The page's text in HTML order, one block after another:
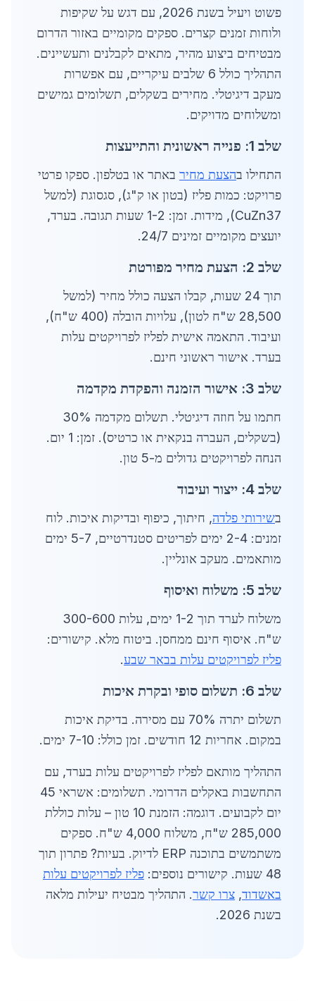
פשוט ויעיל בשנת 2026, עם דגש על שקיפות
ולוחות זמנים קצרים. ספקים מקומיים באזור הדרום
מבטיחים ביצוע מהיר, מתאים לקבלנים ותעשיינים.
התהליך כולל 6 שלבים עיקריים, עם אפשרות
מעקב דיגיטלי. מחירים בשקלים, תשלומים גמישים
ומשלוחים מדויקים.
שלב 1: פנייה ראשונית והתייעצות
התחילו בהצעת מחיר באתר או בטלפון. ספקו פרטי
פרויקט: כמות פליז (בטון או ק"ג), סגסוגת (למשל
CuZn37), מידות. זמן: 1-2 שעות תגובה. בערד,
יועצים מקומיים זמינים 24/7.
שלב 2: הצעת מחיר מפורטת
תוך 24 שעות, קבלו הצעה כולל מחיר (למשל
28,500 ש"ח לטון), עלויות הובלה (400 ש"ח),
ועיבוד. התאמה אישית לפליז לפרויקטים עלות
בערד. אישור ראשוני חינם.
שלב 3: אישור הזמנה והפקדת מקדמה
חתמו על חוזה דיגיטלי. תשלום מקדמה 30%
(בשקלים, העברה בנקאית או כרטיס). זמן: 1 יום.
הנחה לפרויקטים גדולים מ-5 טון.
שלב 4: ייצור ועיבוד
בשירותי פלדה, חיתוך, כיפוף ובדיקות איכות. לוח
זמנים: 2-4 ימים לפריטים סטנדרטיים, 5-7 ימים
מותאמים. מעקב אונליין.
שלב 5: משלוח ואיסוף
משלוח לערד תוך 1-2 ימים, עלות 300-600
ש"ח. איסוף חינם ממחסן. ביטוח מלא. קישורים:
פליז לפרויקטים עלות בבאר שבע.
שלב 6: תשלום סופי ובקרת איכות
תשלום יתרה 70% עם מסירה. בדיקת איכות
במקום. אחריות 12 חודשים. זמן כולל: 7-10 ימים.
התהליך מותאם לפליז לפרויקטים עלות בערד, עם
התחשבות באקלים הדרומי. תשלומים: אשראי 45
יום לקבועים. דוגמה: הזמנת 10 טון – עלות כוללת
285,000 ש"ח, משלוח 4,000 ש"ח. ספקים
משתמשים בתוכנה ERP לדיוק. בעיות? פתרון תוך
48 שעות. קישורים נוספים:
פליז לפרויקטים עלות
באשדוד, צרו קשר. התהליך מבטיח יעילות מלאה
בשנת 2026.